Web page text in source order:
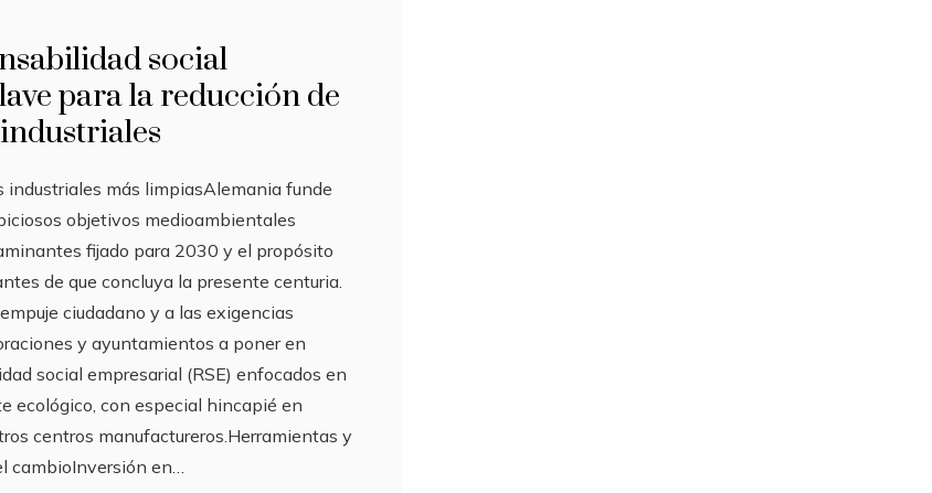
social
para la reducción de
industriales más limpiasAlemania funde
objetivos medioambientales
fijado para 2030 y el propósito
de que concluya la presente centuria.
ciudadano y a las exigencias
y ayuntamientos a poner en
social empresarial (RSE) enfocados en
ecológico, con especial hincapié en
centros manufactureros.Herramientas y
cambioInversión en…